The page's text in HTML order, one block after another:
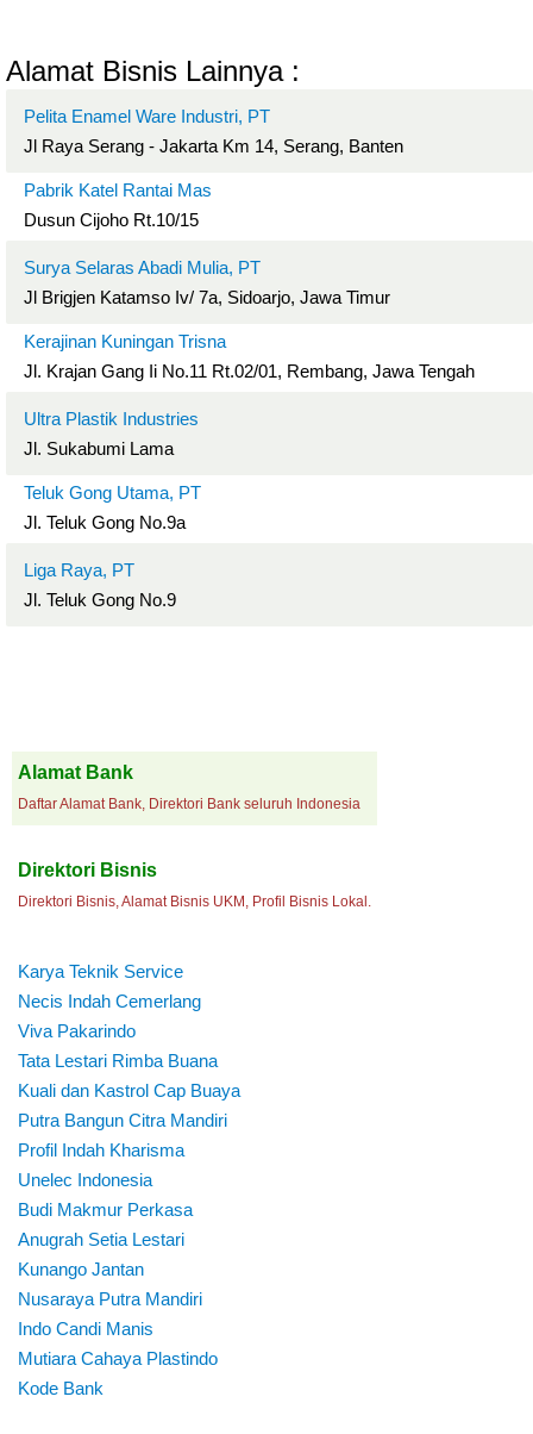
Alamat Bisnis Lainnya :
Pelita Enamel Ware Industri, PT
Jl Raya Serang - Jakarta Km 14, Serang, Banten
Pabrik Katel Rantai Mas
Dusun Cijoho Rt.10/15
Surya Selaras Abadi Mulia, PT
Jl Brigjen Katamso Iv/ 7a, Sidoarjo, Jawa Timur
Kerajinan Kuningan Trisna
Jl. Krajan Gang Ii No.11 Rt.02/01, Rembang, Jawa Tengah
Ultra Plastik Industries
Jl. Sukabumi Lama
Teluk Gong Utama, PT
Jl. Teluk Gong No.9a
Liga Raya, PT
Jl. Teluk Gong No.9
Alamat Bank
Daftar Alamat Bank, Direktori Bank seluruh Indonesia
Direktori Bisnis
Direktori Bisnis, Alamat Bisnis UKM, Profil Bisnis Lokal.
Karya Teknik Service
Necis Indah Cemerlang
Viva Pakarindo
Tata Lestari Rimba Buana
Kuali dan Kastrol Cap Buaya
Putra Bangun Citra Mandiri
Profil Indah Kharisma
Unelec Indonesia
Budi Makmur Perkasa
Anugrah Setia Lestari
Kunango Jantan
Nusaraya Putra Mandiri
Indo Candi Manis
Mutiara Cahaya Plastindo
Kode Bank